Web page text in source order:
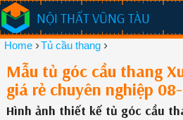
NỘI THẤT VŨNG TÀU
Home ›Tủ cầu thang ›
Mẫu tủ góc cầu thang
giá rẻ chuyên nghiệp
Hình ảnh thiết kế tủ góc cầu